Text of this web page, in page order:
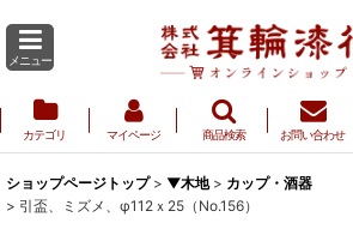
メニュー
カテゴリ マイページ 商品検索 お問い合わせ
ショップページトップ > ▼木地 > カップ・酒器
> 引盃、ミズメ、φ112ｘ25（No.156）